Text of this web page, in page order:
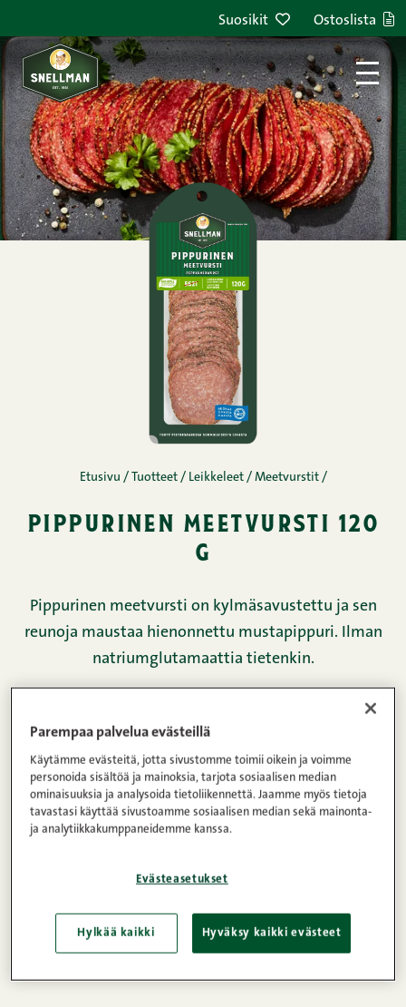
Suosikit Ostoslista
Etusivu / Tuotteet / Leikkeleet / Meetvurstit /
pippurinen meetvursti 120
g
Pippurinen meetvursti on kylmäsavustettu ja sen
reunoja maustaa hienonnettu mustapippuri. Ilman
natriumglutamaattia tietenkin.
Lihapitoisuus
137g
100g tuotetta kohden
120g
Ravintosisältö
Parempaa palvelua evästeillä
Käytämme evästeitä, jotta sivustomme toimii oikein ja voimme
personoida sisältöä ja mainoksia, tarjota sosiaalisen median
ominaisuuksia ja analysoida tietoliikennettä. Jaamme myös tietoja
tavastasi käyttää sivustoamme sosiaalisen median sekä mainonta-
ja analytiikkakumppaneidemme kanssa.
Evästeasetukset
Hylkää kaikki Hyväksy kaikki evästeet